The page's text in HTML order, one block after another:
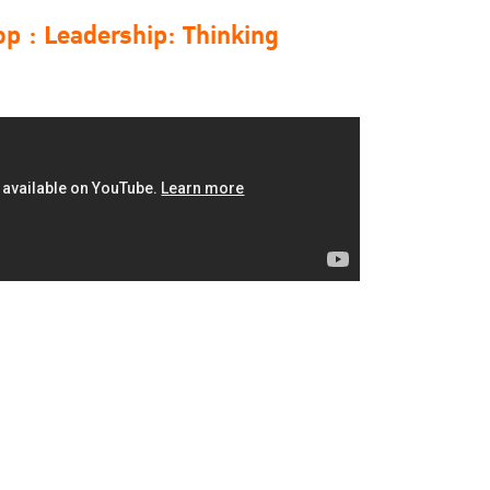
: Leadership: Thinking